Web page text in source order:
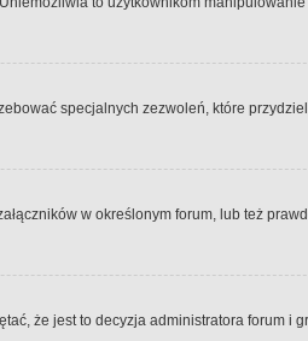
specjalnych zezwoleń, które
w określonym forum, lub też
że jest to decyzja administratora forum i